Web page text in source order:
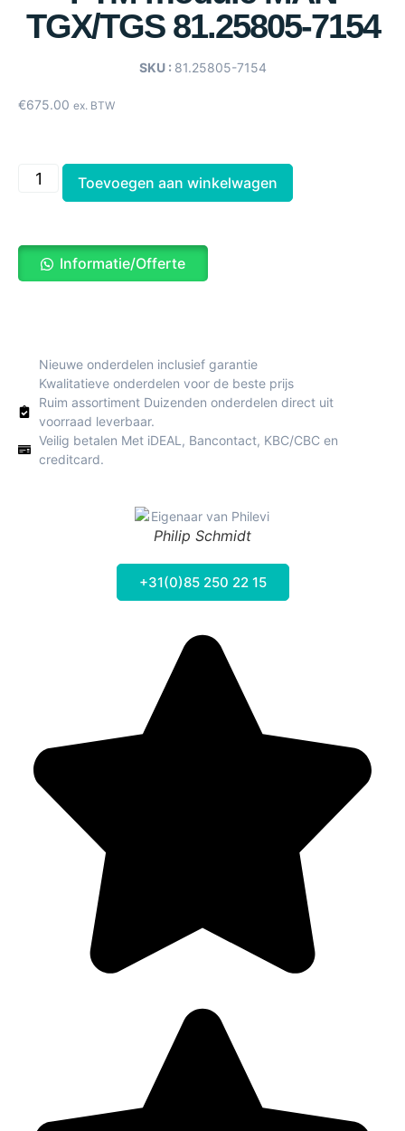
TGX/TGS 81.25805-7154
SKU : 81.25805-7154
€675.00 ex. BTW
Toevoegen aan winkelwagen
Informatie/Offerte
Nieuwe onderdelen inclusief garantie
Kwalitatieve onderdelen voor de beste prijs
Ruim assortiment Duizenden onderdelen direct uit
voorraad leverbaar.
Veilig betalen Met iDEAL, Bancontact, KBC/CBC en
creditcard.
Philip Schmidt
+31(0)85 250 22 15